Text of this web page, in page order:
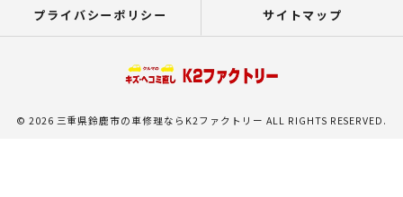
プライバシーポリシー サイトマップ
© 2026 三重県鈴鹿市の車修理ならK2ファクトリー ALL RIGHTS RESERVED.